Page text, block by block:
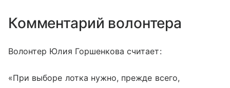
Комментарий волонтера
Волонтер Юлия Горшенкова считает:
«При выборе лотка нужно, прежде всего,